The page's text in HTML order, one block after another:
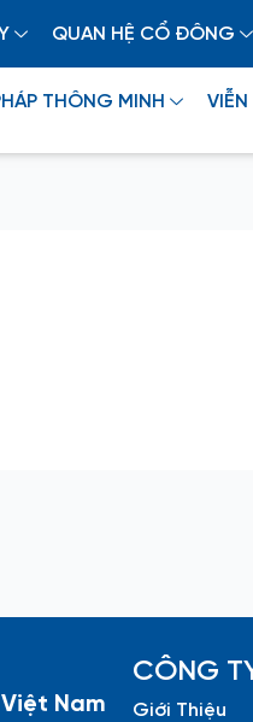
QUAN HỆ CỔ ĐÔNG
THÔNG MINH
Nam
CÔNG
Giới Thiệu